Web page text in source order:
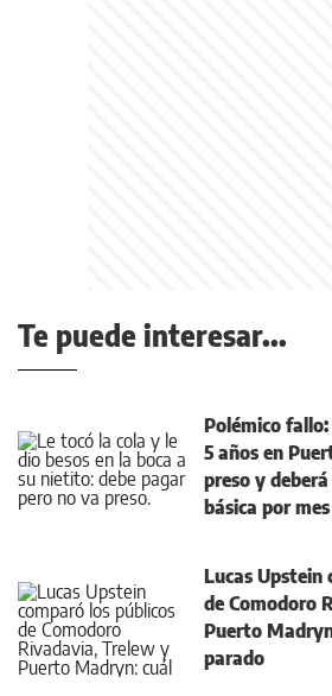
Te puede interesar...
Polémico
5 años en
preso y
básica por mes
Lucas Upstein
de Comodoro
Puerto
parado